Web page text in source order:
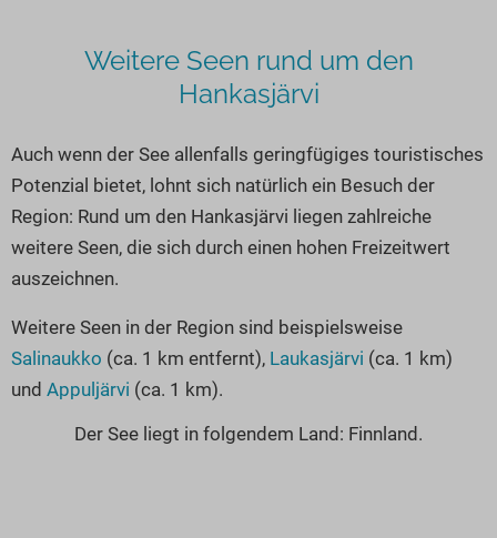
NorwegenWeitere Seen rund um den
Hankasjärvi
Auch wenn der See allenfalls geringfügiges touristisches
Potenzial bietet, lohnt sich natürlich ein Besuch der
Region: Rund um den Hankasjärvi liegen zahlreiche
weitere Seen, die sich durch einen hohen Freizeitwert
auszeichnen.
Weitere Seen in der Region sind beispielsweise
Salinaukko (ca. 1 km entfernt), Laukasjärvi (ca. 1 km)
und Appuljärvi (ca. 1 km).
Der See liegt in folgendem Land: Finnland.